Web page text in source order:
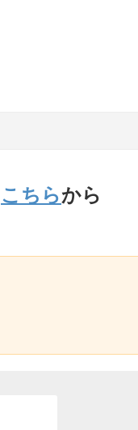
こちらから